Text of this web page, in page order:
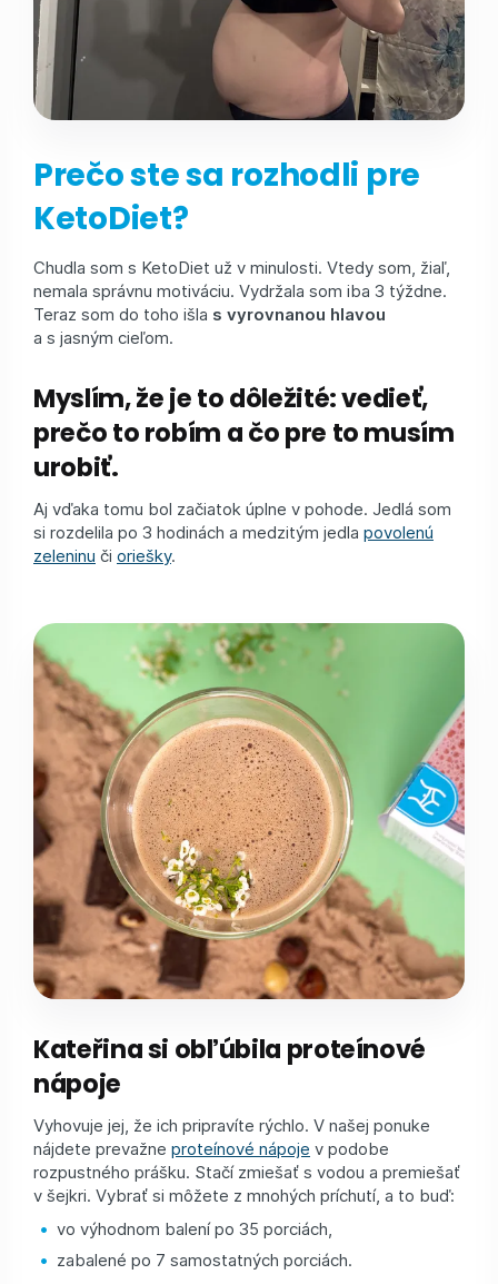
Prečo ste sa rozhodli pre
KetoDiet?
Chudla som s KetoDiet už v minulosti. Vtedy som, žiaľ,
nemala správnu motiváciu. Vydržala som iba 3 týždne.
Teraz som do toho išla s vyrovnanou hlavou
a s jasným cieľom.
Myslím, že je to dôležité: vedieť,
prečo to robím a čo pre to musím
urobiť.
Aj vďaka tomu bol začiatok úplne v pohode. Jedlá som
si rozdelila po 3 hodinách a medzitým jedla povolenú
zeleninu či oriešky.
Kateřina si obľúbila proteínové
nápoje
Vyhovuje jej, že ich pripravíte rýchlo. V našej ponuke
nájdete prevažne proteínové nápoje v podobe
rozpustného prášku. Stačí zmiešať s vodou a premiešať
v šejkri. Vybrať si môžete z mnohých príchutí, a to buď:
vo výhodnom balení po 35 porciách,
zabalené po 7 samostatných porciách.